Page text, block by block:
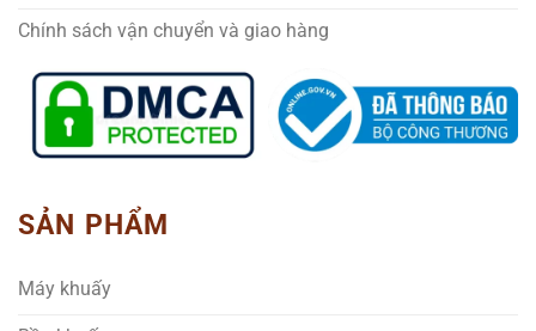
Chính sách vận chuyển và giao hàng
SẢN PHẨM
Máy khuấy